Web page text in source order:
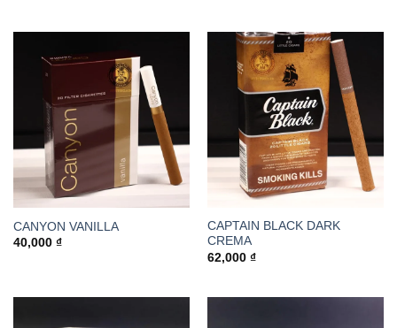
CANYON VANILLA
40,000 ₫
CAPTAIN BLACK DARK
CREMA
62,000 ₫